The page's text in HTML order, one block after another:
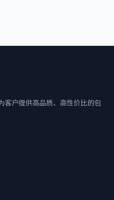
客户提供高品质、高性价比的包